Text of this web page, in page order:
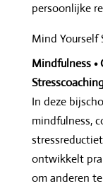
persoonlijke
Mind Yourself
Mindfulness •
In deze
mindfulness,
ontwikkelt
om anderen